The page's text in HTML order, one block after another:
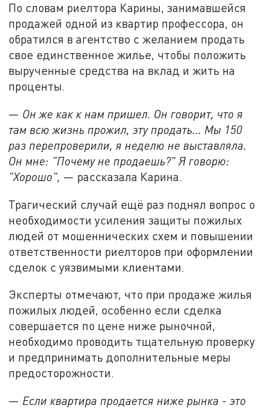
По словам риелтора Карины, занимавшейся
продажей одной из квартир профессора, он
обратился в агентство с желанием продать
свое единственное жилье, чтобы положить
вырученные средства на вклад и жить на
проценты.
— Он же как к нам пришел. Он говорит, что я
там всю жизнь прожил, эту продать... Мы 150
раз перепроверили, я неделю не выставляла.
Он мне: "Почему не продаешь?" Я говорю:
"Хорошо", — рассказала Карина.
Трагический случай ещё раз поднял вопрос о
необходимости усиления защиты пожилых
людей от мошеннических схем и повышении
ответственности риелторов при оформлении
сделок с уязвимыми клиентами.
Эксперты отмечают, что при продаже жилья
пожилых людей, особенно если сделка
совершается по цене ниже рыночной,
необходимо проводить тщательную проверку
и предпринимать дополнительные меры
предосторожности.
— Если квартира продается ниже рынка - это